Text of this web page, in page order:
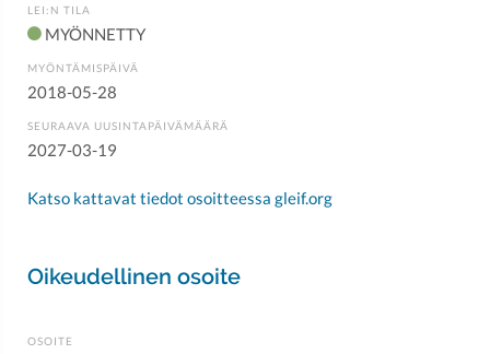
LEI:N TILA
MYÖNNETTY
MYÖNTÄMISPÄIVÄ
2018-05-28
SEURAAVA UUSINTAPÄIVÄMÄÄRÄ
2027-03-19
Katso kattavat tiedot osoitteessa gleif.org
Oikeudellinen osoite
OSOITE